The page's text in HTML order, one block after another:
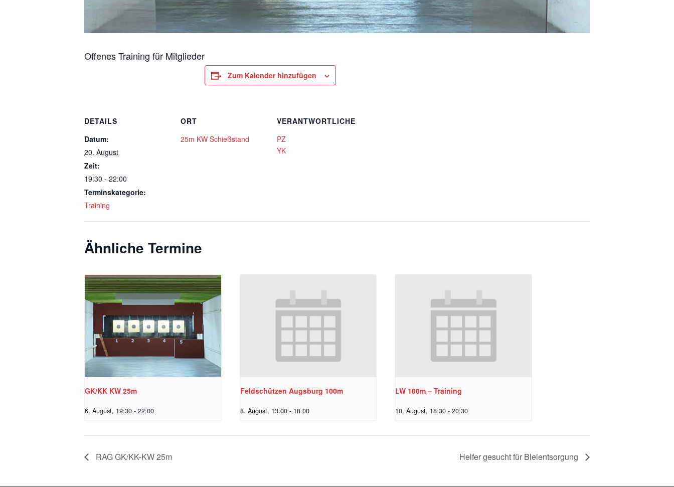
Offenes Training für Mitglieder
Zum Kalender hinzufügen
DETAILS
Datum:
20. August
Zeit:
19:30 - 22:00
Terminskategorie:
Training
ORT
25m KW Schießstand
VERANTWORTLICHE
PZ
YK
Ähnliche Termine
GK/KK KW 25m
6. August, 19:30 - 22:00
Feldschützen Augsburg 100m
8. August, 13:00 - 18:00
LW 100m – Training
10. August, 18:30 - 20:30
RAG GK/KK-KW 25m Helfer gesucht für Bleientsorgung